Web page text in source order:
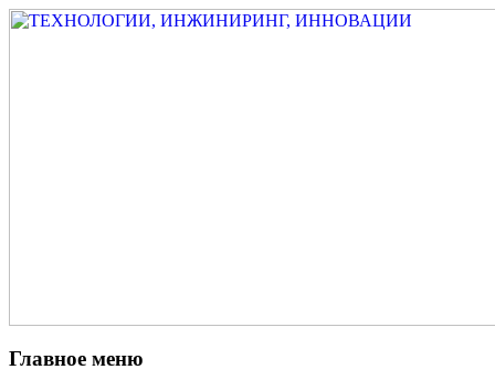
Главное меню